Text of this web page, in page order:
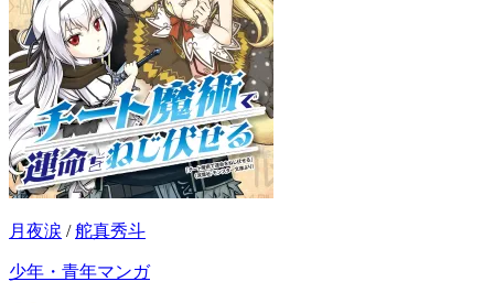
月夜涙 /舵真秀斗
少年・青年マンガ